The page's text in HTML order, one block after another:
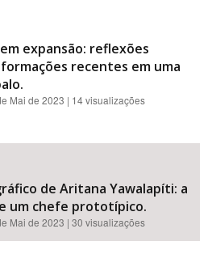
expansão: reflexões
recentes em uma
Mai de 2023 | 14 visualizações
de Aritana Yawalapíti: a
um chefe prototípico.
Mai de 2023 | 30 visualizações